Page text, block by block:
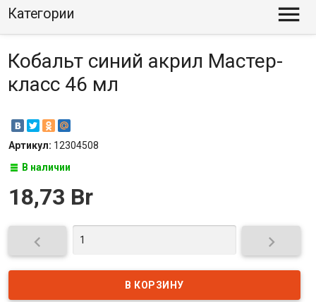
Категории 
Кобальт синий акрил Мастер-
класс 46 мл
Артикул: 12304508
В наличии
18,73 Br
 